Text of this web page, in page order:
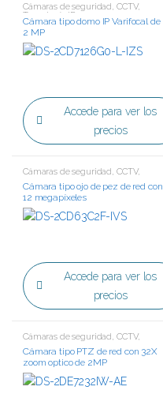
Cámaras de seguridad, CCTV,
Tecnología IP
Cámara tipo domo IP Varifocal de
2 MP
Accede para ver los
precios
Cámaras de seguridad, CCTV,
Cámara tipo ojo de pez de red con
12 megapíxeles
Accede para ver los
precios
Cámaras de seguridad, CCTV,
Cámara tipo PTZ de red con 32X
zoom optico de 2MP